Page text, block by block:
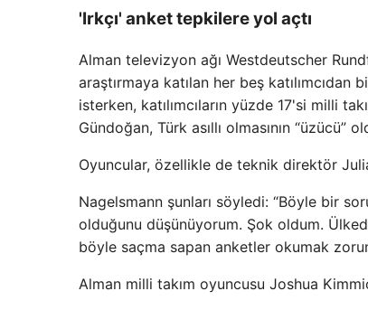
'Irkçı' anket tepkilere yol açtı
Alman televizyon ağı Westdeutscher
araştırmaya katılan her beş
isterken, katılımcıların yüzde 17'si milli
Gündoğan, Türk asıllı olmasının “üzücü”
Oyuncular, özellikle de teknik direktör
Nagelsmann şunları söyledi: “Böyle bir
olduğunu düşünüyorum. Şok oldum.
böyle saçma sapan anketler okumak
Alman milli takım oyuncusu Joshua